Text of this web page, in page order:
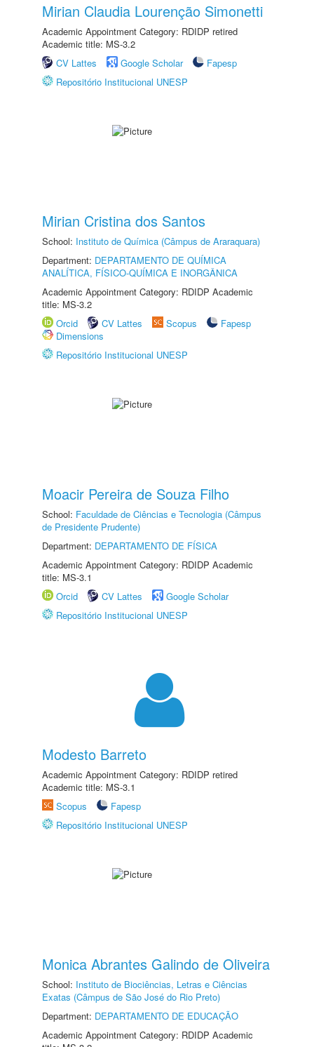
Mirian Claudia Lourenção Simonetti
Academic Appointment Category: RDIDP retired
Academic title: MS-3.2
CV Lattes
Google Scholar
Fapesp
Repositório Institucional UNESP
Mirian Cristina dos Santos
School: Instituto de Química (Câmpus de Araraquara)
Department: DEPARTAMENTO DE QUÍMICA
ANALÍTICA, FÍSICO-QUÍMICA E INORGÂNICA
Academic Appointment Category: RDIDP Academic
title: MS-3.2
Orcid
CV Lattes Scopus
Fapesp
Dimensions
Repositório Institucional UNESP
Moacir Pereira de Souza Filho
School: Faculdade de Ciências e Tecnologia (Câmpus
de Presidente Prudente)
Department: DEPARTAMENTO DE FÍSICA
Academic Appointment Category: RDIDP Academic
title: MS-3.1
Orcid
CV Lattes
Google Scholar
Repositório Institucional UNESP
Modesto Barreto
Academic Appointment Category: RDIDP retired
Academic title: MS-3.1
Scopus
Fapesp
Repositório Institucional UNESP
Monica Abrantes Galindo de Oliveira
School: Instituto de Biociências, Letras e Ciências
Exatas (Câmpus de São José do Rio Preto)
Department: DEPARTAMENTO DE EDUCAÇÃO
Academic Appointment Category: RDIDP Academic